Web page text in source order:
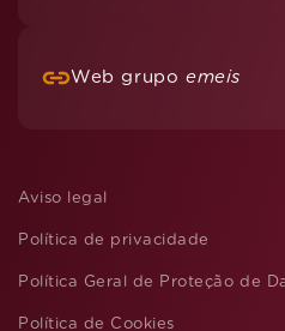
Web grupo emeis
Aviso legal
Política de privacidade
Política Geral de Proteção de
Política de Cookies